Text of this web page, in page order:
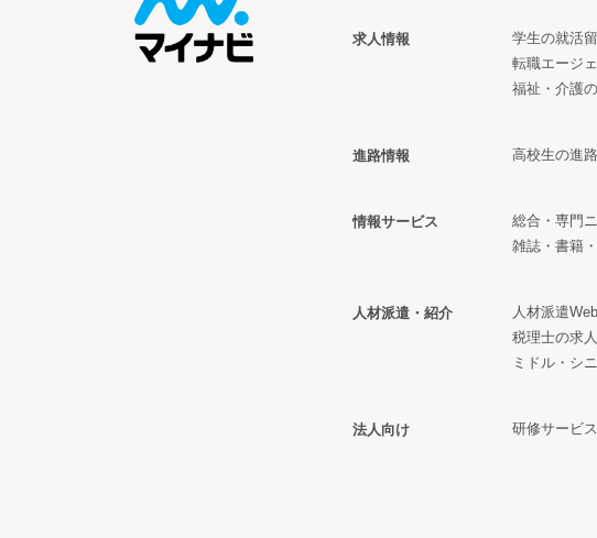
求人情報 学生の就活
転職エージ
福祉・介護
進路情報 高校生の進
情報サービス 総合・専門
雑誌・書籍
人材派遣・紹介 人材派遣
税理士の求
ミドル・シ
法人向け 研修サービス